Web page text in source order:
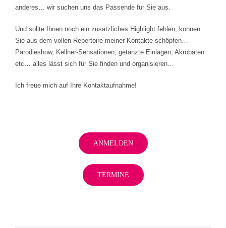
anderes… wir suchen uns das Passende für Sie aus.
Und sollte Ihnen noch ein zusätzliches Highlight fehlen, können
Sie aus dem vollen Repertoire meiner Kontakte schöpfen…
Parodieshow, Kellner-Sensationen, getanzte Einlagen, Akrobaten
etc… alles lässt sich für Sie finden und organisieren…
Ich freue mich auf Ihre Kontaktaufnahme!
ANMELDEN
TERMINE